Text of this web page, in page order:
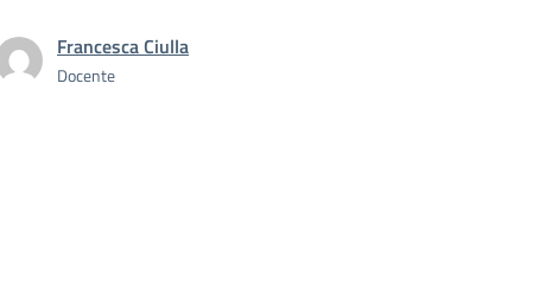
Francesca Ciulla
Docente